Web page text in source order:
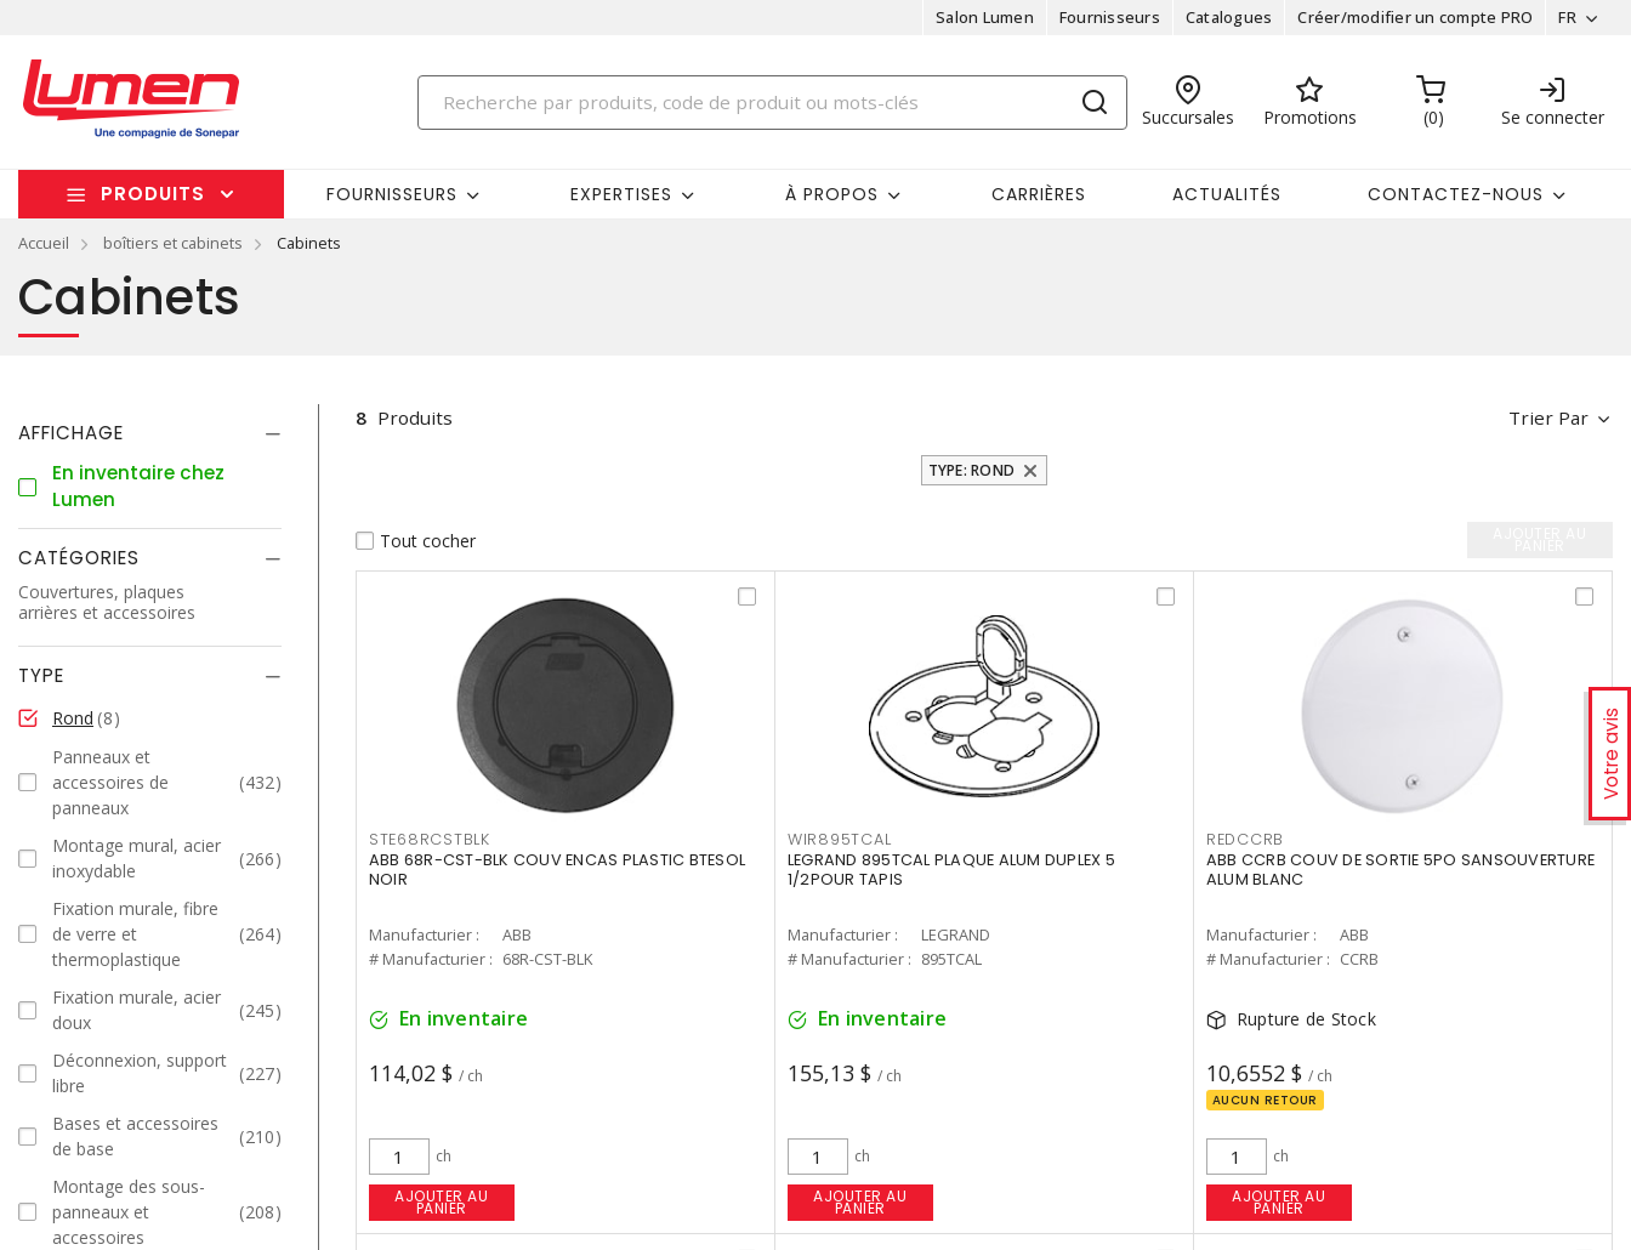
Salon Lumen Fournisseurs Catalogues Créer/modifier un compte PRO FR
Succursales Promotions 0 Se connecter
PRODUITS FOURNISSEURS EXPERTISES À PROPOS CARRIÈRES ACTUALITÉS CONTACTEZ-NOUS
Accueil boîtiers et cabinets Cabinets
Votre avis
Cabinets
AFFICHAGE
En inventaire chez
Lumen
CATÉGORIES
Couvertures, plaques
arrières et accessoires
TYPE
Rond 8
Panneaux et
accessoires de
panneaux
432
Montage mural, acier
inoxydable
266
Fixation murale, fibre
de verre et
thermoplastique
264
Fixation murale, acier
doux
245
Déconnexion, support
libre
227
Bases et accessoires
de base
210
Montage des sous-
panneaux et
accessoires
208
Trier Par
8 Produits
TYPE: ROND
Tout cocher
STE68RCSTBLK
ABB 68R-CST-BLK COUV ENCAS PLASTIC BTESOL
NOIR
Manufacturier :
ABB
# Manufacturier : 68R-CST-BLK
En inventaire
114,02 $ / ch
ch
AJOUTER AU
PANIER
WIR895TCAL
LEGRAND 895TCAL PLAQUE ALUM DUPLEX 5
1/2POUR TAPIS
Manufacturier :
LEGRAND
# Manufacturier : 895TCAL
En inventaire
155,13 $ / ch
ch
AJOUTER AU
PANIER
REDCCRB
ABB CCRB COUV DE SORTIE 5PO SANSOUVERTURE
ALUM BLANC
Manufacturier :
ABB
# Manufacturier : CCRB
Rupture de Stock
10,6552 $ / ch
AUCUN RETOUR
ch
AJOUTER AU
PANIER